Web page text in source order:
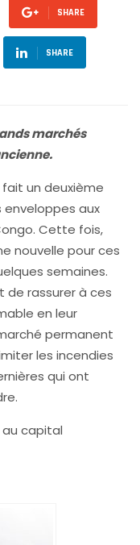
SHARE
SHARE
marchés
un deuxième
aux
Cette fois,
nouvelle pour ces
semaines.
rassurer à ces
en leur
permanent
les incendies
qui ont
capital